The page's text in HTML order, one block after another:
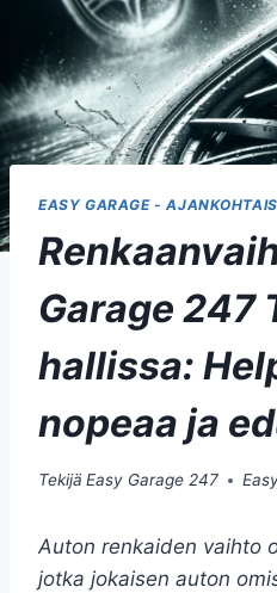
EASY GARAGE -
Garage 247
hallissa:
nopeaa ja
Tekijä Easy Garage 247
Auton renkaiden vaihto
jotka jokaisen auton